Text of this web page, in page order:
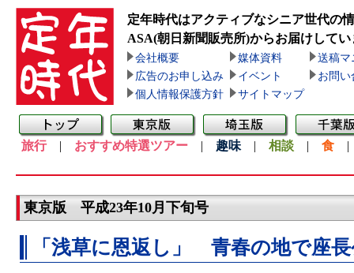
定年時代はアクティブなシニア世代の
ASA(朝日新聞販売所)からお届けしてい
会社概要 媒体資料
送稿マ
広告のお申し込み
イベント
お問い
個人情報保護方針
サイトマップ
旅行| おすすめ特選ツアー | 趣味 | 相談 | 食
東京版 平成23年10月下旬号
「浅草に恩返し」 青春の地で座